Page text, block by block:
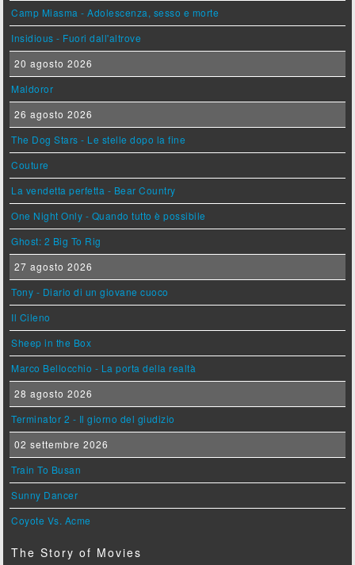
Camp Miasma - Adolescenza, sesso e morte
Insidious - Fuori dall'altrove
20 agosto 2026
Maldoror
26 agosto 2026
The Dog Stars - Le stelle dopo la fine
Couture
La vendetta perfetta - Bear Country
One Night Only - Quando tutto è possibile
Ghost: 2 Big To Rig
27 agosto 2026
Tony - Diario di un giovane cuoco
Il Cileno
Sheep in the Box
Marco Bellocchio - La porta della realtà
28 agosto 2026
Terminator 2 - Il giorno del giudizio
02 settembre 2026
Train To Busan
Sunny Dancer
Coyote Vs. Acme
The Story of Movies